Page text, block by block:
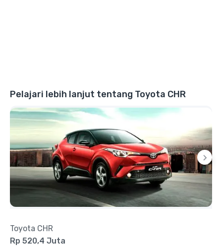
Pelajari lebih lanjut tentang Toyota CHR
Toyota CHR
Rp 520,4 Juta